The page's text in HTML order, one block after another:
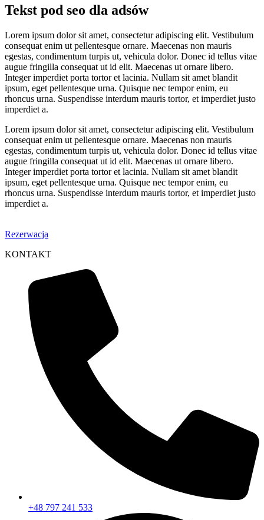
Tekst pod seo dla adsów
Lorem ipsum dolor sit amet, consectetur adipiscing elit. Vestibulum
consequat enim ut pellentesque ornare. Maecenas non mauris
egestas, condimentum turpis ut, vehicula dolor. Donec id tellus vitae
augue fringilla consequat ut id elit. Maecenas ut ornare libero.
Integer imperdiet porta tortor et lacinia. Nullam sit amet blandit
ipsum, eget pellentesque urna. Quisque nec tempor enim, eu
rhoncus urna. Suspendisse interdum mauris tortor, et imperdiet justo
imperdiet a.
Lorem ipsum dolor sit amet, consectetur adipiscing elit. Vestibulum
consequat enim ut pellentesque ornare. Maecenas non mauris
egestas, condimentum turpis ut, vehicula dolor. Donec id tellus vitae
augue fringilla consequat ut id elit. Maecenas ut ornare libero.
Integer imperdiet porta tortor et lacinia. Nullam sit amet blandit
ipsum, eget pellentesque urna. Quisque nec tempor enim, eu
rhoncus urna. Suspendisse interdum mauris tortor, et imperdiet justo
imperdiet a.
Rezerwacja
KONTAKT
+48 797 241 533